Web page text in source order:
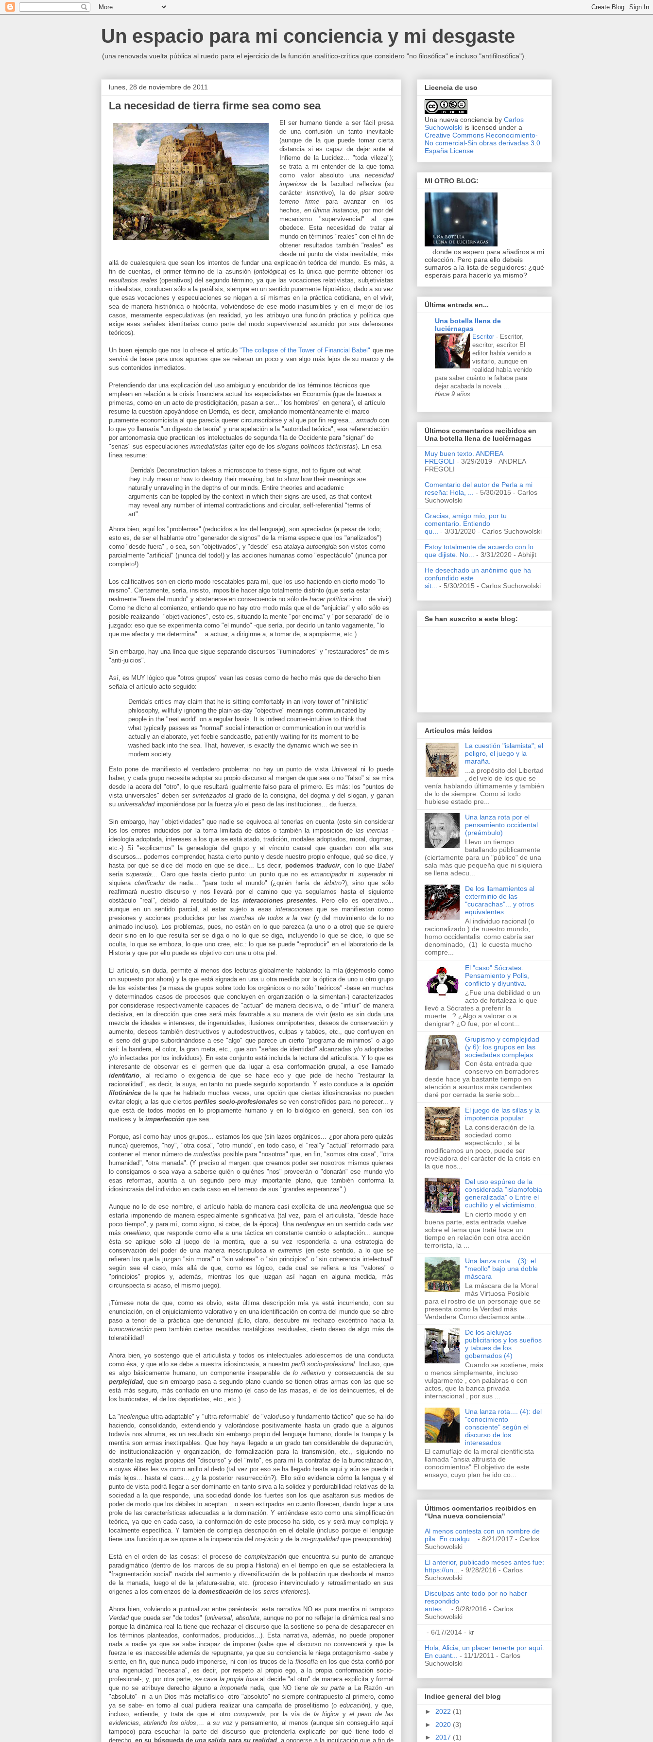
Un espacio para mi conciencia y mi desgaste
(una renovada vuelta pública al ruedo para el ejercicio de la función analítico-crítica que considero "no filosófica" e incluso "antifilosófica").
lunes, 28 de noviembre de 2011
La necesidad de tierra firme sea como sea
El ser humano tiende a ser fácil presa
de una confusión un tanto inevitable
(aunque de la que puede tomar cierta
distancia si es capaz de dejar ante el
Infierno de la Lucidez... "toda vileza");
se trata a mi entender de la que toma
como valor absoluto una necesidad
imperiosa de la facultad reflexiva (su
carácter instintivo), la depisar sobre
terreno firmepara avanzar en los
hechos, en última instancia, por mor del
mecanismo "supervivencial" al que
obedece. Esta necesidad de tratar al
mundo en términos "reales" con el fin de
obtener resultados también "reales" es
desde mi punto de vista inevitable, más
allá de cualesquiera que sean los intentos de fundar una explicación teórica del mundo. Es más, a
fin de cuentas, el primer término de la asunsión (ontológica) es la única que permite obtener los
resultados reales (operativos) del segundo término, ya que las vocaciones relativistas, subjetivistas
o idealistas, conducen sólo a la parálisis, siempre en un sentido puramente hipotético, dado a su vez
que esas vocaciones y especulaciones se niegan a sí mismas en la práctica cotidiana, en el vivir,
sea de manera histriónica o hipócrita, volviéndose de ese modo inasumibles y en el mejor de los
casos, meramente especulativas (en realidad, yo les atribuyo una función práctica y política que
exige esas señales identitarias como parte del modo supervivencial asumido por sus defensores
teóricos).
Un buen ejemplo que nos lo ofrece el artículo "The collapse of the Tower of Financial Babel" que me
servirá de base para unos apuntes que se reiteran un poco y van algo más lejos de su marco y de
sus contenidos inmediatos.
Pretendiendo dar una explicación del uso ambiguo y encubridor de los términos técnicos que
emplean en relación a la crisis financiera actual los especialistas en Economía (que de buenas a
primeras, como en un acto de prestidigitación, pasan a ser... "los hombres" en general), el artículo
resume la cuestión apoyándose en Derrida, es decir, ampliando momentáneamente el marco
puramente economicista al que parecía querer circunscribirse y al que por fin regresa... armado con
lo que yo llamaría "un digesto de teoría" y una apelación a la "autoridad teórica"; esa referenciación
por antonomasia que practican los intelectuales de segunda fila de Occidente para "signar" de
"serias" sus especulaciones inmediatistas (alter ego de los slogans políticos tácticistas). En esa
línea resume:
Derrida's Deconstruction takes a microscope to these signs, not to figure out what
they truly mean or how to destroy their meaning, but to show how their meanings are
naturally unraveling in the depths of our minds. Entire theories and academic
arguments can be toppled by the context in which their signs are used, as that context
may reveal any number of internal contradictions and circular, self-referential "terms of
art".
Ahora bien, aquí los "problemas" (reducidos a los del lenguaje), son apreciados (a pesar de todo;
esto es, de ser el hablante otro "generador de signos" de la misma especie que los "analizados")
como "desde fuera" , o sea, son "objetivados", y "desde" esa atalaya autoerigida son vistos como
parcialmente "artificial" (¡nunca del todo!) y las acciones humanas como "espectáculo" (¡nunca por
completo!)
Los calificativos son en cierto modo rescatables para mí, que los uso haciendo en cierto modo "lo
mismo". Ciertamente, sería, insisto, imposible hacer algo totalmente distinto (que sería estar
realmente "fuera del mundo" y abstenerse en consecuencia no sólo de hacer política sino... de vivir).
Como he dicho al comienzo, entiendo que no hay otro modo más que el de "enjuiciar" y ello sólo es
posible realizando "objetivaciones", esto es, situando la mente "por encima" y "por separado" de lo
juzgado: eso que se experimenta como "el mundo" -que sería, por decirlo un tanto vagamente, "lo
que me afecta y me determina"... a actuar, a dirigirme a, a tomar de, a apropiarme, etc.)
Sin embargo, hay una línea que sigue separando discursos "iluminadores" y "restauradores" de mis
"anti-juicios".
Así, es MUY lógico que "otros grupos" vean las cosas como de hecho más que de derecho bien
señala el artículo acto seguido:
Derrida's critics may claim that he is sitting comfortably in an ivory tower of "nihilistic"
philosophy, willfully ignoring the plain-as-day "objective" meanings communicated by
people in the "real world" on a regular basis. It is indeed counter-intuitive to think that
what typically passes as "normal" social interaction or communication in our world is
actually an elaborate, yet feeble sandcastle, patiently waiting for its moment to be
washed back into the sea. That, however, is exactly the dynamic which we see in
modern society.
Esto pone de manifiesto el verdadero problema: no hay un punto de vista Universal ni lo puede
haber, y cada grupo necesita adoptar su propio discurso al margen de que sea o no "falso" si se mira
desde la acera del "otro", lo que resultará igualmente falso para el primero. Es más: los "puntos de
vista universales" deben ser sintetizados al grado de la consigna, del dogma y del slogan, y ganan
su universalidadimponiéndose por la fuerza y/o el peso de las instituciones... de fuerza.
Sin embargo, hay "objetividades" que nadie se equivoca al tenerlas en cuenta (esto sin considerar
los los errores inducidos por la toma limitada de datos o también la imposición de las inercias -
ideología adoptada, intereses a los que se está atado, tradición, modales adoptados, moral, dogmas,
etc.-) Si "explicamos" la genealogía del grupo y el vínculo causal que guardan con ella sus
discursos... podemos comprender, hasta cierto punto y desde nuestro propio enfoque, qué se dice, y
hasta por qué se dice del modo en que se dice... Es decir, podemos traducir, con lo queBabel
seríasuperada... Claro que hasta cierto punto: un punto que no esemancipadorni superadorni
siquiera clarificadorde nada... "para todo el mundo" (¿quién haría deárbitro?), sino que sólo
reafirmará nuestro discurso y nos llevará por el camino que ya seguíamos hasta el siguiente
obstáculo "real", debido al resultado de las interacciones presentes. Pero ello es operativo...
aunque en un sentido parcial, al estar sujeto a esas interacciones que se manifiestan como
presiones y acciones producidas por lasmarchas de todos a la vez(y del movimiento de lo no
animado incluso). Los problemas, pues, no están en lo que parezca (a uno o a otro) que se quiere
decir sino en lo que resulta ser se diga o no lo que se diga, incluyendo lo que se dice, lo que se
oculta, lo que se emboza, lo que uno cree, etc.: lo que se puede "reproducir" en el laboratorio de la
Historia y que por ello puede es objetivo con una u otra piel.
El artículo, sin duda, permite al menos dos lecturas globalmente hablando: la mía (dejémoslo como
un supuesto por ahora) y la que está signada en una u otra medida por la óptica de uno u otro grupo
de los existentes (la masa de grupos sobre todo los orgánicos o no sólo "teóricos" -base en muchos
y determinados casos de procesos que concluyen en organización o la simentan-) caracterizados
por considerase respectivamente capaces de "actuar" de manera decisiva, o de "influir" de manera
decisiva, en la dirección que cree será más favorable a su manera de vivir (esto es sin duda una
mezcla de ideales e intereses, de ingenuidades, ilusiones omnipotentes, deseos de conservación y
aumento, deseos también destructivos y autodestructivos, culpas y tabúes, etc., que confluyen en
el seno del grupo subordinándose a ese "algo" que parece un cierto "programa de mínimos" o algo
así: la bandera, el color, la gran meta, etc., que son "señas de identidad" alcanzadas y/o adoptadas
y/o infectadas por los individuos). En este conjunto está incluida la lectura del articulista. Y lo que es
interesante de observar es el germen que da lugar a esa conformación grupal, a ese llamado
identitario, al reclamo o exigencia de que se hace eco y que pide de hecho "restaurar la
racionalidad", es decir, la suya, en tanto no puede seguirlo soportando. Y esto conduce a la opción
filotiránica de la que he hablado muchas veces, una opción que ciertas idiosincrasias no pueden
evitar elegir, a las que ciertosperfiles socio-profesionalesse ven constreñidos para no perecer... y
que está de todos modos en lo propiamente humano y en lo biológico en general, sea con los
matices y la imperfección que sea.
Porque, así como hay unos grupos... estamos los que (sin lazos orgánicos... ¿por ahora pero quizás
nunca) queremos, "hoy", "otra cosa", "otro mundo", en todo caso, el "real"y "actual" reformado para
contener el menor número demolestias posible para "nosotros" que, en fin, "somos otra cosa", "otra
humanidad", "otra manada". (Y preciso al margen: que creamos poder ser nosotros mismos quienes
lo consigamos o sea vaya a saberse quién o quiénes "nos" proveerán o "donarán" ese mundo y/o
esas reformas, apunta a un segundo pero muy importante plano, que también conforma la
idiosincrasia del individuo en cada caso en el terreno de sus "grandes esperanzas".)
Aunque no le de ese nombre, el artículo habla de manera casi explícita de una neolenguaque se
estaría imponendo de manera especialmente significativa (tal vez, para el articulista, "desde hace
poco tiempo", y para mí, como signo, si cabe, de la época). Unaneolengua en un sentido cada vez
másorweliano, que responde como ella a una táctica en constante cambio o adaptación... aunque
ésta se aplique sólo al juego de la mentira, que a su vez respondería a una estrategia de
conservación del poder de una manera inescrupulosain extremis (en este sentido, a lo que se
refieren los que la juzgan "sin moral" o "sin valores" o "sin principios" o "sin coherencia intelectual"
según sea el caso, más allá de que, como es lógico, cada cual se refiera a los "valores" o
"principios" propios y, además, mientras los que juzgan así hagan en alguna medida, más
circunspecta si acaso, el mismo juego).
¡Tómese nota de que, como es obvio, esta última descripción mía ya está incurriendo, con su
enunciación, en el enjuiciamiento valorativo y en una identificación en contra del mundo que se abre
paso a tenor de la práctica que denuncia! ¡Ello, claro, descubre mi rechazo excéntrico hacia la
burocratización pero también ciertas recaídas nostálgicas residuales, cierto deseo de algo más de
tolerabilidad!
Ahora bien, yo sostengo que el articulista y todos os intelectuales adolescemos de una conducta
como ésa, y que ello se debe a nuestra idiosincrasia, a nuestro perfil socio-profesional. Incluso, que
es algo básicamente humano, un componente inseparable delo reflexivoy consecuencia de su
perplejidad, que sin embargo pasa a segundo plano cuando se tienen otras armas con las que se
está más seguro, más confiado en uno mismo (el caso de las masas, el de los delincuentes, el de
los burócratas, el de los deportistas, etc., etc.)
La "neolengua ultra-adaptable" y "ultra-reformable" de "valor/uso y fundamento táctico" que se ha ido
haciendo, consolidando, extendiendo y valorándose positivamente hasta un grado que a algunos
todavía nos abruma, es un resultado sin embargo propio del lenguaje humano, donde la trampa y la
mentira son armas inextirpables. Que hoy haya llegado a un grado tan considerable de depuración,
de institucionalización y organización, de formalización para la transmisión, etc., siguiendo no
obstante las reglas propias del "discurso" y del "mito", es para mí la contrafaz de la burocratización,
a cuyas élites les va como anillo al dedo (tal vez por eso se ha llegado hasta aquí y aún se pueda ir
más lejos... hasta el caos... ¿y la posterior resurrección?). Ello sólo evidencia cómo la lengua y el
punto de vista podrá llegar a ser dominante en tanto sirva a la solidez y perdurabilidad relativas de la
sociedad a la que responde, una sociedad donde los fuertes son los que asaltaron sus medios de
poder de modo que los débiles lo aceptan... o sean extirpados en cuanto florecen, dando lugar a una
prole de las características adecuadas a la dominación. Y entiéndase esto como una simplificación
teórica, ya que en cada caso, la conformación de este proceso ha sido, es y será muy compleja y
localmente específica. Y también de compleja descripción en el detalle (incluso porque el lenguaje
tiene una función que se opone a la inoperancia del no-juicio y de la no-grupalidadque presupondría).
Está en el orden de las cosas: el proceso de complejizaciónque encuentra su punto de arranque
paradigmático (dentro de los marcos de su propia Historia) en el tiempo en que se estableciera la
"fragmentación social" nacida del aumento y diversificación de la población que desborda el marco
de la manada, luego el de la jefatura-sabia, etc. (proceso intervinculado y retroalimentado en sus
origenes a los comienzos de la domesticación de los seres inferiores).
Ahora bien, volviendo a puntualizar entre paréntesis: esta narrativa NO es pura mentira ni tampoco
Verdadque pueda ser "de todos" (universal, absoluta, aunque no por no reflejar la dinámica real sino
porque la dinámica real la tiene que rechazar el discurso que la sostiene so pena de desaparecer en
los términos planteados, conformados, producidos...). Esta narrativa, además, no puede proponer
nada a nadie ya que se sabe incapaz de imponer (sabe que el discurso no convencerá y que la
fuerza le es inaccesible además de repugnante, ya que su conciencia le niega protagonismo -sabe y
siente, en fin, que nunca pudo imponerse, ni con los trucos de la filosofíaen los que ésta confió por
una ingenuidad "necesaria", es decir, por respeto al propio ego, a la propia conformación socio-
profesional-; y, por otra parte, se cava la propia fosaal decirle "al otro" de manera explícita y formal
que no se atribuye derecho alguno aimponerle nada, que NO tienede su parte a La Razón -un
"absoluto"- ni a un Dios más metafísico -otro "absoluto" no siempre contrapuesto al primero, como
ya se sabe- en torno al cual pudiera realizar una campaña de proselitismo (o educación), y que,
incluso, entiende, y trata de que el otro comprenda, por la vía de la lógica y el peso de las
evidencias,abriendo los oídos,... asu vozy pensamiento, al menos (aunque sin conseguirlo aquí
tampoco) para escuchar la parte del discurso que pretendería explicarle por qué tiene todo el
derecho,en su búsqueda deuna salida para su realidad , a oponerse a la inculcación que a fin de
Licencia de uso
Una nueva conciencia by Carlos
Suchowolski is licensed under a
Creative Commons Reconocimiento-
No comercial-Sin obras derivadas 3.0
España License
MI OTRO BLOG:
... donde os espero para añadiros a mi
colección. Pero para ello debeis
sumaros a la lista de seguidores: ¿qué
esperais para hacerlo ya mismo?
Última entrada en...
Una botella llena de
luciérnagas
Escritor - Escritor,
escritor, escritor El
editor había venido a
visitarlo, aunque en
realidad había venido
para saber cuánto le faltaba para
dejar acabada la novela ...
Hace 9 años
Últimos comentarios recibidos en
Una botella llena de luciérnagas
Muy buen texto. ANDREA
FREGOLI - 3/29/2019 - ANDREA
FREGOLI
Comentario del autor de Perla a mi
reseña: Hola, ...
- 5/30/2015 - Carlos
Suchowolski
Gracias, amigo mío, por tu
comentario. Entiendo
qu...
- 3/31/2020 - Carlos Suchowolski
Estoy totalmente de acuerdo con lo
que dijiste. No...
- 3/31/2020 - Abhijit
He desechado un anónimo que ha
confundido este
sit...
- 5/30/2015 - Carlos Suchowolski
Se han suscrito a este blog:
Artículos más leídos
La cuestión "islamista"; el
peligro, el juego y la
maraña.
...a propósito del Libertad
, del velo de los que se
venía hablando últimamente y también
de lo de siempre: Como si todo
hubiese estado pre...
Una lanza rota por el
pensamiento occidental
(preámbulo)
Llevo un tiempo
batallando públicamente
(ciertamente para un "público" de una
sala más que pequeña que ni siquiera
se llena adecu...
De los llamamientos al
exterminio de las
"cucarachas"... y otros
equivalentes
Al individuo racional (o
racionalizado ) de nuestro mundo,
homo occidentalis como cabría ser
denominado, (1) le cuesta mucho
compre...
El "caso" Sócrates.
Pensamiento y Polis,
conflicto y diyuntiva.
¿Fue una debilidad o un
acto de fortaleza lo que
llevó a Sócrates a preferir la
muerte...? ¿Algo a valorar o a
denigrar? ¿O fue, por el cont...
Grupismo y complejidad
(y 6): los grupos en las
sociedades complejas
Con ésta entrada que
conservo en borradores
desde hace ya bastante tiempo en
atención a asuntos más candentes
daré por cerrada la serie sob...
El juego de las sillas y la
impotencia popular
La consideración de la
sociedad como
espectáculo , si la
modificamos un poco, puede ser
reveladora del carácter de la crisis en
la que nos...
Del uso espúreo de la
considerada "islamofobia
generalizada" o Entre el
cuchillo y el victimismo.
En cierto modo y en
buena parte, esta entrada vuelve
sobre el tema que traté hace un
tiempo en relación con otra acción
terrorista, la ...
Una lanza rota... (3): el
"meollo" bajo una doble
máscara
La máscara de la Moral
más Virtuosa Posible
para el rostro de un personaje que se
presenta como la Verdad más
Verdadera Como decíamos ante...
De los aleluyas
publicitarios y los sueños
y tabues de los
gobernados (4)
Cuando se sostiene, más
o menos simplemente, incluso
vulgarmente , con palabras o con
actos, que la banca privada
internacional , por sus ...
Una lanza rota.... (4): del
"conocimiento
consciente" según el
discurso de los
interesados
El camuflaje de la moral cientificista
llamada "ansia altruista de
conocimientos" El objetivo de este
ensayo, cuyo plan he ido co...
Últimos comentarios recibidos en
"Una nueva conciencia"
Al menos contesta con un nombre de
pila. En cualqu...
- 8/21/2017 - Carlos
Suchowolski
El anterior, publicado meses antes fue:
https://un...
- 9/28/2016 - Carlos
Suchowolski
Disculpas ante todo por no haber
respondido
antes....
- 9/28/2016 - Carlos
Suchowolski
- 6/17/2014 - kr
Hola, Alicia; un placer tenerte por aquí.
En cuant...
- 11/1/2011 - Carlos
Suchowolski
Indice general del blog
► 2022 (1)
► 2020 (3)
► 2017 (1)